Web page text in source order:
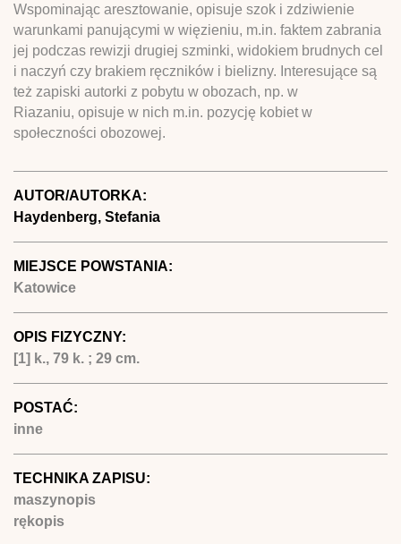
Wspominając aresztowanie, opisuje szok i zdziwienie
warunkami panującymi w więzieniu, m.in. faktem zabrania
jej podczas rewizji drugiej szminki, widokiem brudnych cel
i naczyń czy brakiem ręczników i bielizny. Interesujące są
też zapiski autorki z pobytu w obozach, np. w
Riazaniu, opisuje w nich m.in. pozycję kobiet w
społeczności obozowej.
AUTOR/AUTORKA:
Haydenberg, Stefania
MIEJSCE POWSTANIA:
Katowice
OPIS FIZYCZNY:
[1] k., 79 k. ; 29 cm.
POSTAĆ:
inne
TECHNIKA ZAPISU:
maszynopis
rękopis